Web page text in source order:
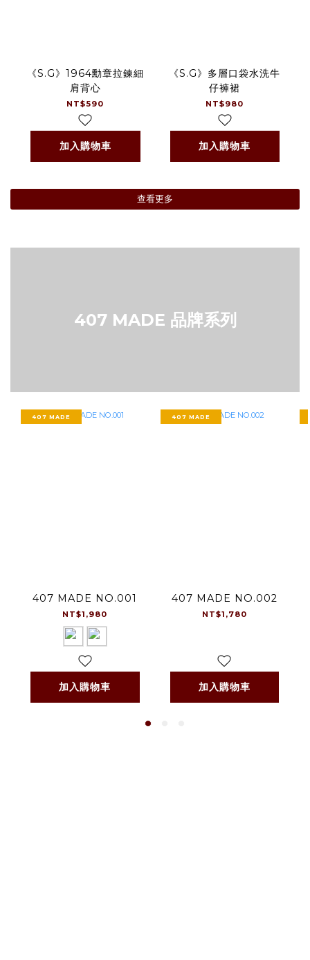
《S.G》1964勳章拉鍊細
肩背心
NT$590
加入購物車
《S.G》多層口袋水洗牛
仔褲裙
NT$980
加入購物車
查看更多
407 MADE 品牌系列
407 MADE
407 MADE NO.001
NT$1,980
加入購物車
407 MADE
407 MADE NO.002
NT$1,780
加入購物車